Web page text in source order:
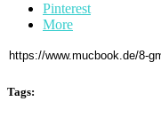
Pinterest
More
Tags: